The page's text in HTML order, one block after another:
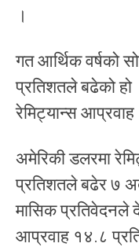
।
गत आर्थिक वर्षको
प्रतिशतले बढेको हो
रेमिट्यान्स
अमेरिकी डलरमा
प्रतिशतले बढेर ७
मासिक प्रतिवेदनले
आप्रवाह १४.८